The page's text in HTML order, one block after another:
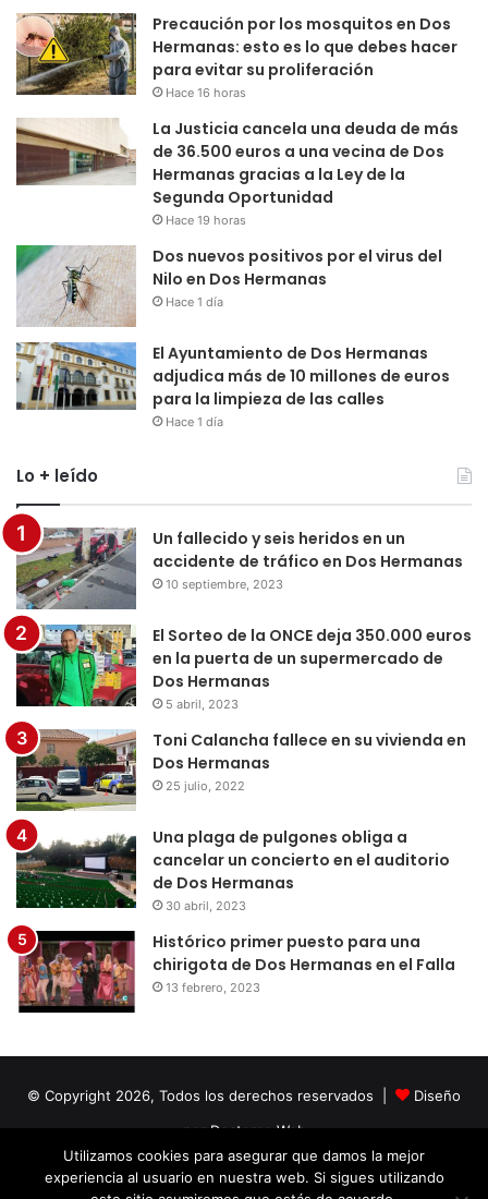
Precaución por los mosquitos en Dos
Hermanas: esto es lo que debes hacer
para evitar su proliferación
Hace 16 horas
La Justicia cancela una deuda de más
de 36.500 euros a una vecina de Dos
Hermanas gracias a la Ley de la
Segunda Oportunidad
Hace 19 horas
Dos nuevos positivos por el virus del
Nilo en Dos Hermanas
Hace 1 día
El Ayuntamiento de Dos Hermanas
adjudica más de 10 millones de euros
para la limpieza de las calles
Hace 1 día
Lo + leído
Un fallecido y seis heridos en un
accidente de tráfico en Dos Hermanas
10 septiembre, 2023
El Sorteo de la ONCE deja 350.000 euros
en la puerta de un supermercado de
Dos Hermanas
5 abril, 2023
Toni Calancha fallece en su vivienda en
Dos Hermanas
25 julio, 2022
Una plaga de pulgones obliga a
cancelar un concierto en el auditorio
de Dos Hermanas
30 abril, 2023
Histórico primer puesto para una
chirigota de Dos Hermanas en el Falla
13 febrero, 2023
© Copyright 2026, Todos los derechos reservados |
Diseño
por Doctores Web
Facebook
TwitterLinkedInYouTubeInstagram
Utilizamos cookies para asegurar que damos la mejor
experiencia al usuario en nuestra web. Si sigues utilizando